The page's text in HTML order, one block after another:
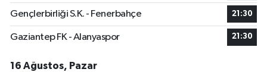
Gençlerbirliği S.K. - Fenerbahçe 21:30
Gaziantep FK - Alanyaspor 21:30
16 Ağustos, Pazar